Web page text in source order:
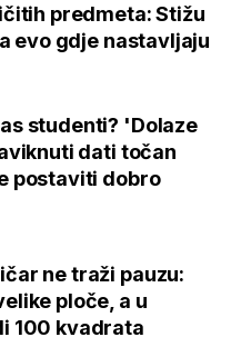
predmeta: Stižu
evo gdje nastavljaju
studenti? 'Dolaze
dati točan
postaviti dobro
ne traži pauzu:
ploče, a u
100 kvadrata